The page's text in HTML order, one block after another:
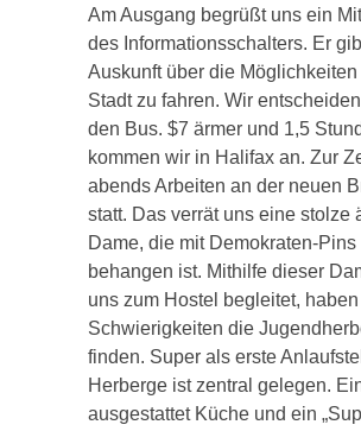
Am Ausgang begrüßt uns ein
des Informationsschalters. Er
Auskunft über die
Stadt zu fahren. Wir
den Bus. $7 ärmer und 1,5
kommen wir in Halifax an. Zur
abends Arbeiten an der neuen
statt. Das verrät uns eine stolze
Dame, die mit Demokraten-Pins
behangen ist. Mithilfe dieser
uns zum Hostel begleitet, haben
Schwierigkeiten die
finden. Super als erste
Herberge ist zentral gelegen.
ausgestattet Küche und ein